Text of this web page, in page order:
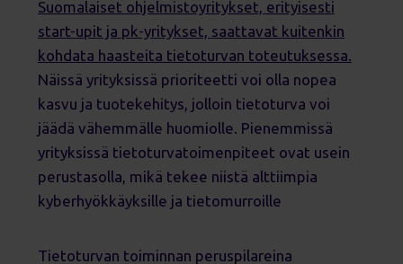
Suomalaiset ohjelmistoyritykset, erityisesti
start-upit ja pk-yritykset, saattavat kuitenkin
kohdata haasteita tietoturvan toteutuksessa.
Näissä yrityksissä prioriteetti voi olla nopea
kasvu ja tuotekehitys, jolloin tietoturva voi
jäädä vähemmälle huomiolle. Pienemmissä
yrityksissä tietoturvatoimenpiteet ovat usein
perustasolla, mikä tekee niistä alttiimpia
kyberhyökkäyksille ja tietomurroille
Tietoturvan toiminnan peruspilareina